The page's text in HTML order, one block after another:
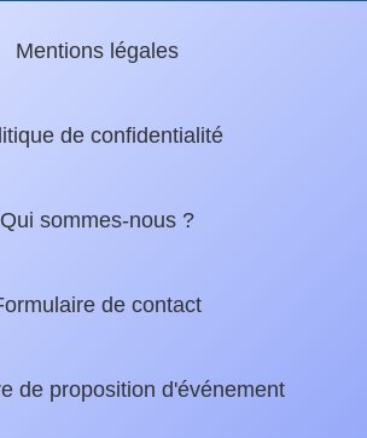
Mentions légales
de confidentialité
Qui sommes-nous ?
de contact
de proposition d'événement